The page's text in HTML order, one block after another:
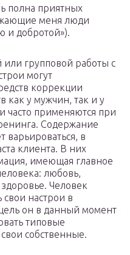
полна приятных
меня люди
и добротой»).
групповой работы с
могут
коррекции
как у мужчин, так и у
применяются при
Содержание
варьироваться, в
клиента. В них
имеющая главное
любовь,
Человек
настрои в
он в данный момент
типовые
собственные.